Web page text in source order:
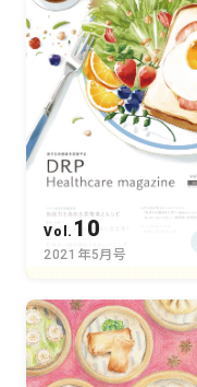
Vol. 10
2021年5月号